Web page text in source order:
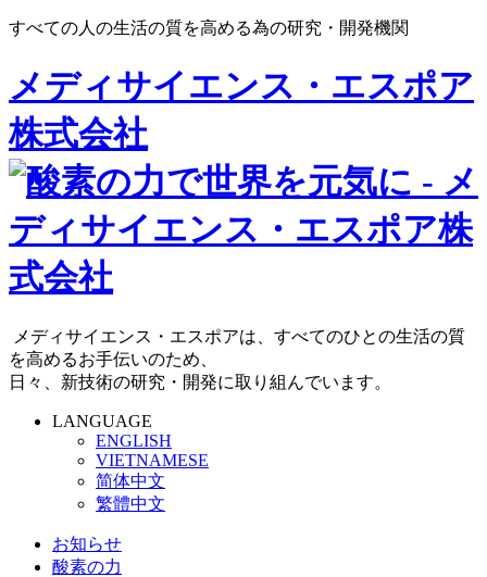
すべての人の生活の質を高める為の研究・開発機関
メディサイエンス・エスポア
株式会社
メディサイエンス・エスポアは、すべてのひとの生活の質
を高めるお手伝いのため、
日々、新技術の研究・開発に取り組んでいます。
LANGUAGE
ENGLISH
VIETNAMESE
简体中文
繁體中文
お知らせ
酸素の力